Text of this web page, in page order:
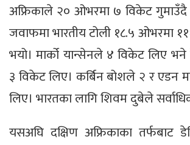
अफ्रिकाले २० ओभरमा ७ विकेट गुमाउँदै
जवाफमा भारतीय टोली १८.५ ओभरमा
भयो। मार्को यान्सेनले ४ विकेट लिए
३ विकेट लिए। कर्बिन बोशले २ र एडन
लिए। भारतका लागि शिवम दुबेले
यसअघि दक्षिण अफ्रिकाका तर्फबाट